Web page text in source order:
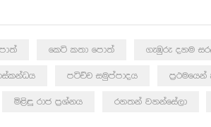
කෙටි කතා පොත් ගැඹුරු දහම
පටිච්ච සමුප්පාදය
මිළිඳු රාජ ප්‍රශ්නය රහතන් වහන්සේලා